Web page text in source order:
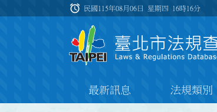
:::
alarm 民國115年08月06日 星期四 16時16分
最新訊息 法規類別